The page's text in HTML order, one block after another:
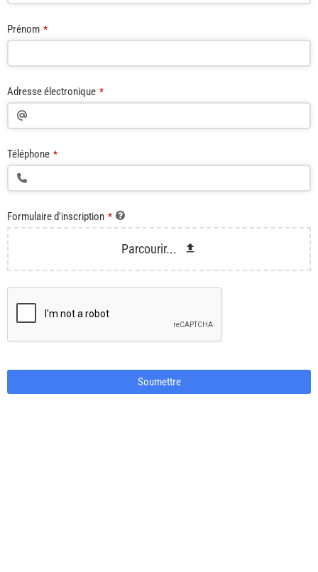
Prénom *
Adresse électronique *
Téléphone *
Formulaire d'inscription *
Parcourir...
Soumettre